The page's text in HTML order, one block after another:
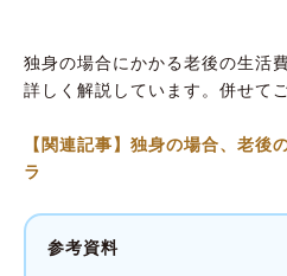
独身の場合にかかる老後の生活
詳しく解説しています。併せて
【関連記事】独身の場合、老後
ラ
参考資料